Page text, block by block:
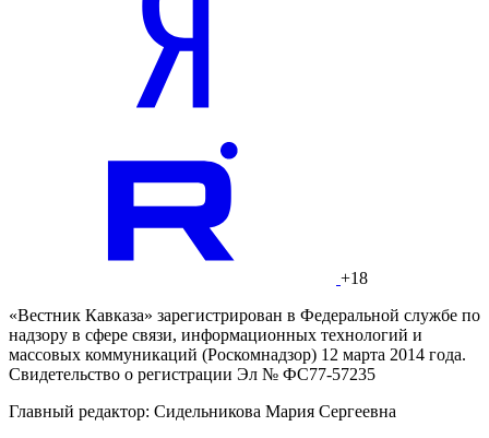
+18
«Вестник Кавказа» зарегистрирован в Федеральной службе по
надзору в сфере связи, информационных технологий и
массовых коммуникаций (Роскомнадзор) 12 марта 2014 года.
Свидетельство о регистрации Эл № ФС77-57235
Главный редактор: Сидельникова Мария Сергеевна